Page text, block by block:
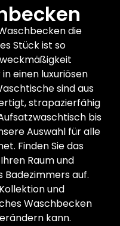
die
Stück ist so
einen luxuriösen
sind aus
strapazierfähig
bis
Auswahl für alle
Finden Sie das
Raum und
Badezimmers auf.
und
Waschbecken
kann.